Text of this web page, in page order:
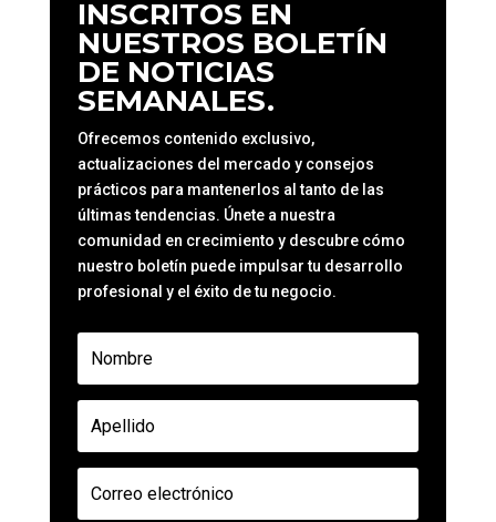
INSCRITOS EN
NUESTROS BOLETÍN
DE NOTICIAS
SEMANALES.
Ofrecemos contenido exclusivo,
actualizaciones del mercado y consejos
prácticos para mantenerlos al tanto de las
últimas tendencias. Únete a nuestra
comunidad en crecimiento y descubre cómo
nuestro boletín puede impulsar tu desarrollo
profesional y el éxito de tu negocio.